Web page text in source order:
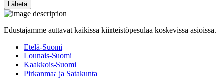
Edustajamme auttavat kaikissa kiinteistöpesulaa koskevissa asioissa.
Etelä-Suomi
Lounais-Suomi
Kaakkois-Suomi
Pirkanmaa ja Satakunta